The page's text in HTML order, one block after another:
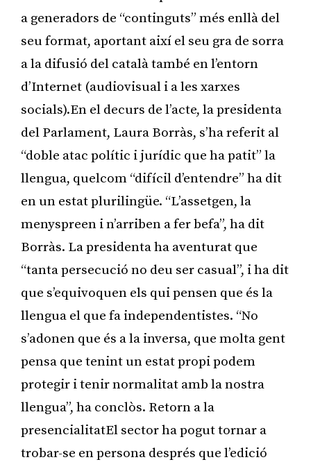
a generadors de “continguts” més enllà del
seu format, aportant així el seu gra de sorra
a la difusió del català també en l’entorn
d’Internet (audiovisual i a les xarxes
socials).En el decurs de l’acte, la presidenta
del Parlament, Laura Borràs, s’ha referit al
“doble atac polític i jurídic que ha patit” la
llengua, quelcom “difícil d’entendre” ha dit
en un estat plurilingüe. “L’assetgen, la
menyspreen i n’arriben a fer befa”, ha dit
Borràs. La presidenta ha aventurat que
“tanta persecució no deu ser casual”, i ha dit
que s’equivoquen els qui pensen que és la
llengua el que fa independentistes. “No
s’adonen que és a la inversa, que molta gent
pensa que tenint un estat propi podem
protegir i tenir normalitat amb la nostra
llengua”, ha conclòs. Retorn a la
presencialitatEl sector ha pogut tornar a
trobar-se en persona després que l’edició